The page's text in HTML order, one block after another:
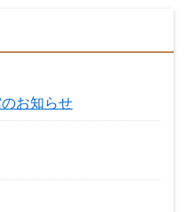
お知らせ